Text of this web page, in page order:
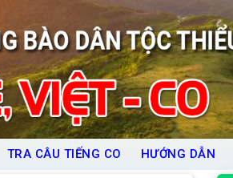
TRA CÂU TIẾNG CO HƯỚNG DẪN